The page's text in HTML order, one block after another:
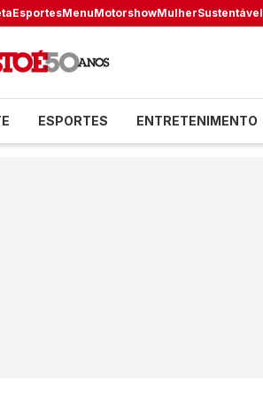
EsportesMenuMotorshowMulherSustentável
ESPORTES ENTRETENIMENTO